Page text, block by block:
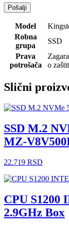
Model
Robna
grupa
SSD
Prava
potrošača
o
Slični
SSD M.2
MZ-
22.719 RSD
CPU S1200
2.9GHz Box